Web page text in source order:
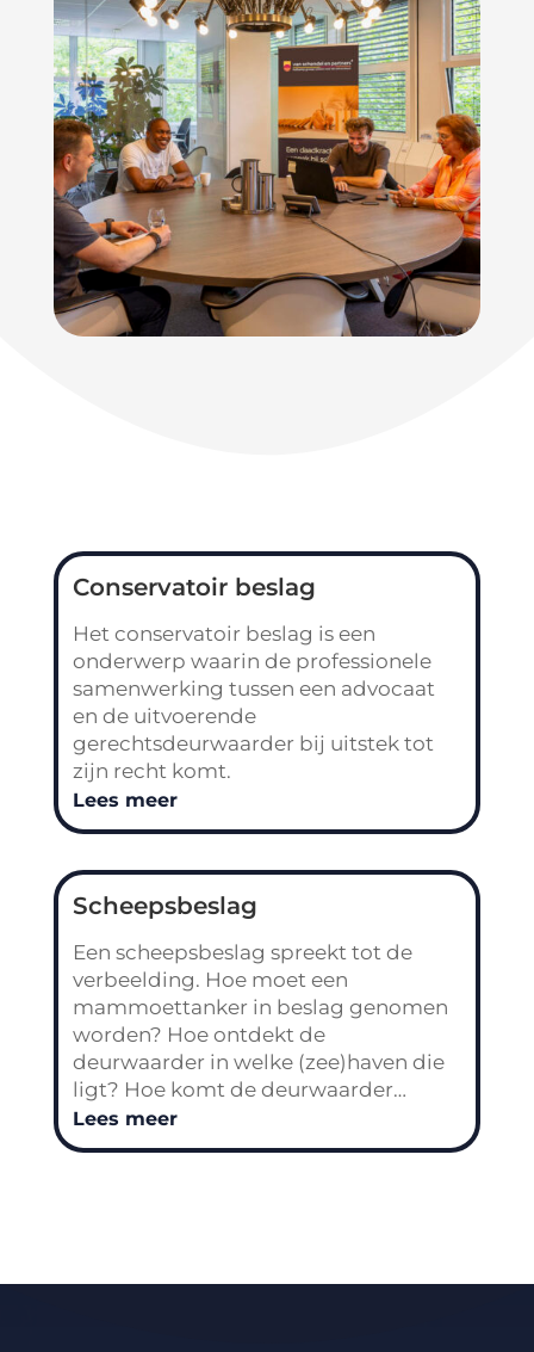
Conservatoir beslag
Het conservatoir beslag is een
onderwerp waarin de professionele
samenwerking tussen een advocaat
en de uitvoerende
gerechtsdeurwaarder bij uitstek tot
zijn recht komt.
Lees meer
Scheepsbeslag
Een scheepsbeslag spreekt tot de
verbeelding. Hoe moet een
mammoettanker in beslag genomen
worden? Hoe ontdekt de
deurwaarder in welke (zee)haven die
ligt? Hoe komt de deurwaarder…
Lees meer